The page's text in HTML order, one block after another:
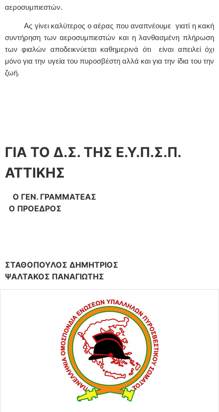
αεροσυμπιεστών.
Ας γίνει καλύτερος ο αέρας που αναπνέουμε γιατί η κακή
συντήρηση των αεροσυμπιεστών και η λανθασμένη πλήρωση
των φιαλών αποδεικνύεται καθημερινά ότι είναι απειλεί όχι
μόνο για την υγεία του πυροσβέστη αλλά και για την ίδια του την
ζωή.
ΓΙΑ ΤΟ Δ.Σ. ΤΗΣ Ε.Υ.Π.Σ.Π.
ΑΤΤΙΚΗΣ
Ο ΓΕΝ. ΓΡΑΜΜΑΤΕΑΣ
Ο ΠΡΟΕΔΡΟΣ
ΣΤΑΘΟΠΟΥΛΟΣ ΔΗΜΗΤΡΙΟΣ
ΨΑΛΤΑΚΟΣ ΠΑΝΑΓΙΩΤΗΣ